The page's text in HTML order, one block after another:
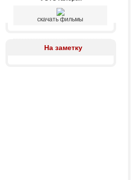
скачать фильмы
На заметку